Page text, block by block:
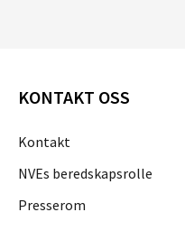
KONTAKT OSS
Kontakt
NVEs beredskapsrolle
Presserom